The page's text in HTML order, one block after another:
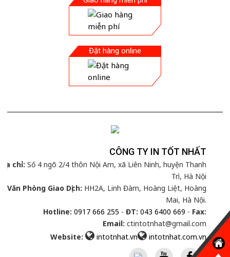
Đặt hàng online
CÔNG TY IN TỐT NHẤT
Địa chỉ: Số 4 ngõ 2/4 thôn Nội Am, xã Liên Ninh, huyện Thanh
Trì, Hà Nội
Văn Phòng Giao Dịch: HH2A, Linh Đàm, Hoàng Liệt, Hoàng
Mai, Hà Nội.
Hotline: 0917 666 255 - ĐT: 043 6400 669 - Fax:
Email: ctintotnhat@gmail.com
Website:
intotnhat.vn intotnhat.com.vn